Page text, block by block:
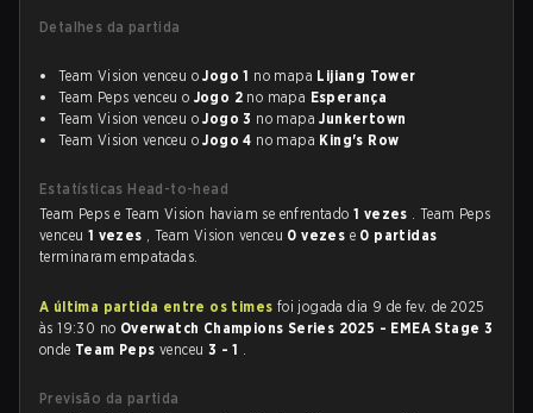
Detalhes da partida
Team Vision venceu oJogo 1 no mapa Lijiang Tower
Team Peps venceu o Jogo 2 no mapa Esperança
Team Vision venceu oJogo 3 no mapaJunkertown
Team Vision venceu oJogo 4 no mapa King's Row
Estatísticas Head-to-head
Team Peps e Team Vision haviam se enfrentado 1 vezes . Team Peps
venceu 1 vezes , Team Vision venceu 0 vezes e 0 partidas
terminaram empatadas.
A última partida entre os times foi jogada dia 9 de fev. de 2025
às 19:30 no Overwatch Champions Series 2025 - EMEA Stage 3
onde Team Peps venceu 3 - 1 .
Previsão da partida